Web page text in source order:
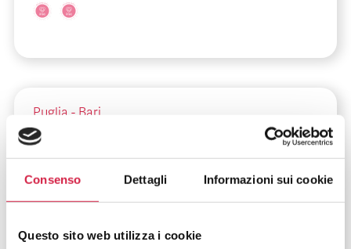
Consenso Dettagli Informazioni sui cookie
Questo sito web utilizza i cookie
Puglia - Bari
ASL Bari – Ospedale Di Venere di
Bari
Via Ospedale di Venere, 1